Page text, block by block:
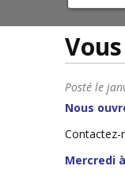
Posté le
Nous
Contactez-
Mercredi